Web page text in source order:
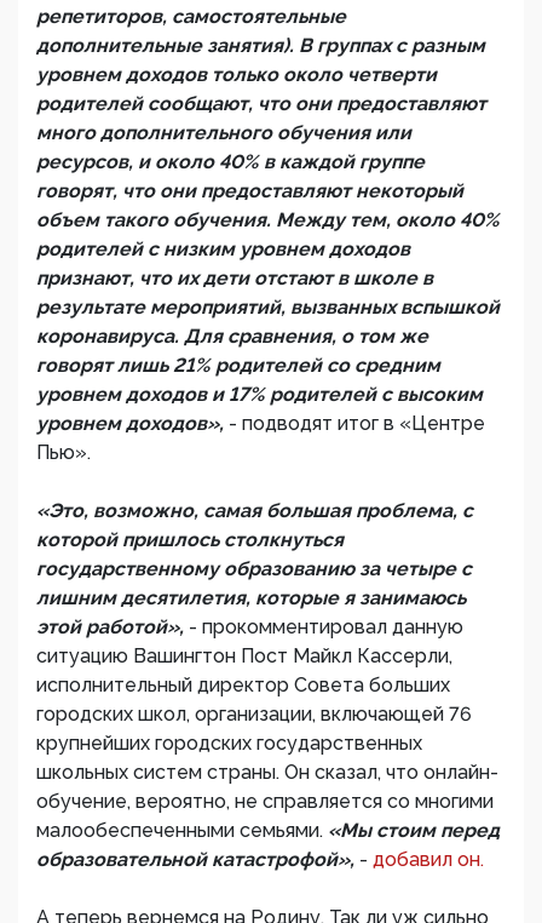
репетиторов, самостоятельные
дополнительные занятия). В группах с разным
уровнем доходов только около четверти
родителей сообщают, что они предоставляют
много дополнительного обучения или
ресурсов, и около 40% в каждой группе
говорят, что они предоставляют некоторый
объем такого обучения. Между тем, около 40%
родителей с низким уровнем доходов
признают, что их дети отстают в школе в
результате мероприятий, вызванных вспышкой
коронавируса. Для сравнения, о том же
говорят лишь 21% родителей со средним
уровнем доходов и 17% родителей с высоким
уровнем доходов», - подводят итог в «Центре
Пью».
«Это, возможно, самая большая проблема, с
которой пришлось столкнуться
государственному образованию за четыре с
лишним десятилетия, которые я занимаюсь
этой работой», - прокомментировал данную
ситуацию Вашингтон Пост Майкл Кассерли,
исполнительный директор Совета больших
городских школ, организации, включающей 76
крупнейших городских государственных
школьных систем страны. Он сказал, что онлайн-
обучение, вероятно, не справляется со многими
малообеспеченными семьями. «Мы стоим перед
образовательной катастрофой», - добавил он.
А теперь вернемся на Родину. Так ли уж сильно